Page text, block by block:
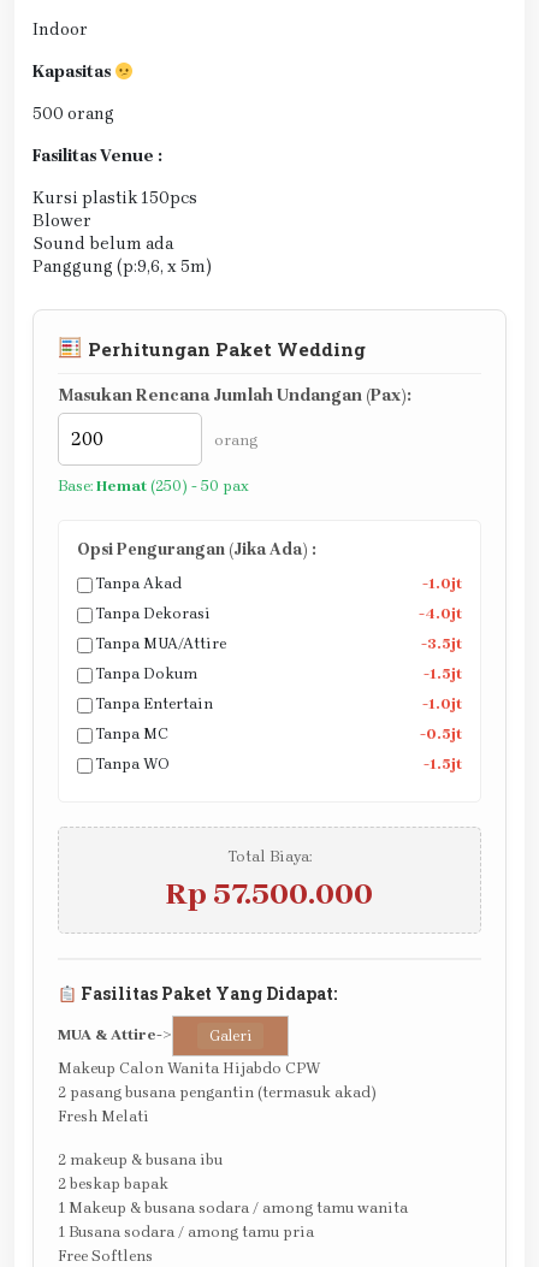
Indoor
Kapasitas
500 orang
Fasilitas Venue :
Kursi plastik 150pcs
Blower
Sound belum ada
Panggung (p:9,6, x 5m)
Perhitungan Paket Wedding
Masukan Rencana Jumlah Undangan (Pax):
orang
Base: Hemat (250) - 50 pax
Opsi Pengurangan (Jika Ada) :
Tanpa Akad
-1.0jt
Tanpa Dekorasi
-4.0jt
Tanpa MUA/Attire
-3.5jt
Tanpa Dokum
-1.5jt
Tanpa Entertain
-1.0jt
Tanpa MC
-0.5jt
Tanpa WO
-1.5jt
Total Biaya:
Rp 57.500.000
Fasilitas Paket Yang Didapat:
MUA & Attire-> Galeri
Makeup Calon Wanita Hijabdo CPW
2 pasang busana pengantin (termasuk akad)
Fresh Melati
2 makeup & busana ibu
2 beskap bapak
1 Makeup & busana sodara / among tamu wanita
1 Busana sodara / among tamu pria
Free Softlens